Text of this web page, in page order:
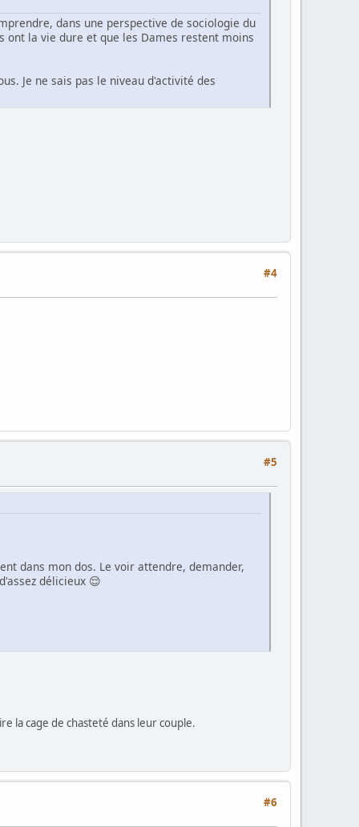
dans une perspective de sociologie du
la vie dure et que les Dames restent moins
Je ne sais pas le niveau d'activité des
#4
#5
dans mon dos. Le voir attendre, demander,
délicieux 😌
la cage de chasteté dans leur couple.
#6